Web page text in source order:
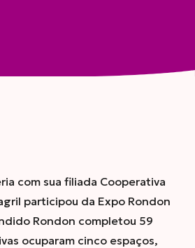
com sua filiada Cooperativa
participou da Expo Rondon
Rondon completou 59
ocuparam cinco espaços,